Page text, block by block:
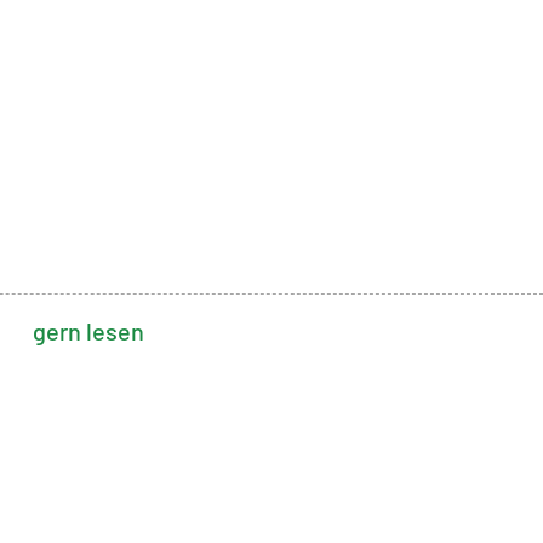
gern lesen